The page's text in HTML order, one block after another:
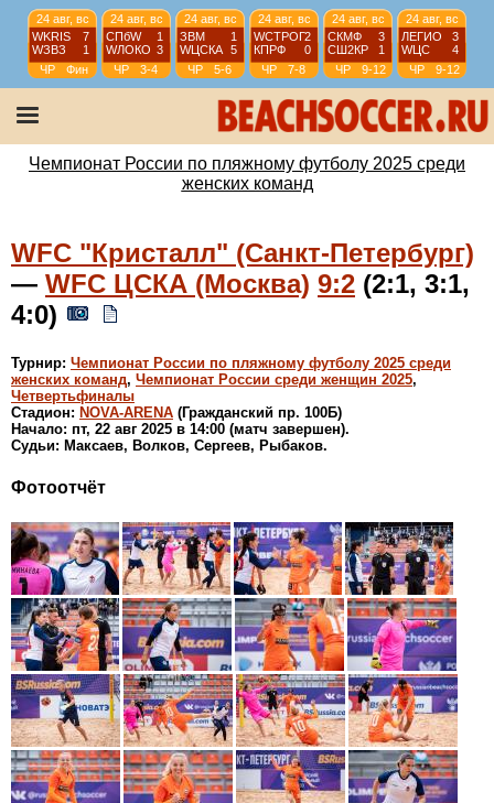
24 авг, вс
WKRIS
7
WЗВЗ
1
ЧР
Фин
24 авг, вс
СПбW
1
WЛОКО 3
ЧР
3-4
24 авг, вс
ЗВМ
1
WЦСКА 5
ЧР
5-6
24 авг, вс
WCТРОГ2
КПРФ
0
ЧР
7-8
24 авг, вс
СКМФ
3
СШ2КР
1
ЧР
9-12
24 авг, вс
ЛЕГИО
3
WЦС
4
ЧР
9-12
23 авг, сб
1
4
23 авг, сб
WЦСКА
2
КПРФ
0
23 авг, сб
WCТРОГ3
ЗВМ
4
Чемпионат России по пляжному футболу 2025 среди
женских команд
WFC "Кристалл" (Санкт-Петербург)
— WFC ЦСКА (Москва) 9:2 (2:1, 3:1,
4:0)
Турнир: Чемпионат России по пляжному футболу 2025 среди
женских команд, Чемпионат России среди женщин 2025,
Четвертьфиналы
Стадион: NOVA-ARENA (Гражданский пр. 100Б)
Начало: пт, 22 авг 2025 в 14:00 (матч завершен).
Судьи: Максаев, Волков, Сергеев, Рыбаков.
Фотоотчёт